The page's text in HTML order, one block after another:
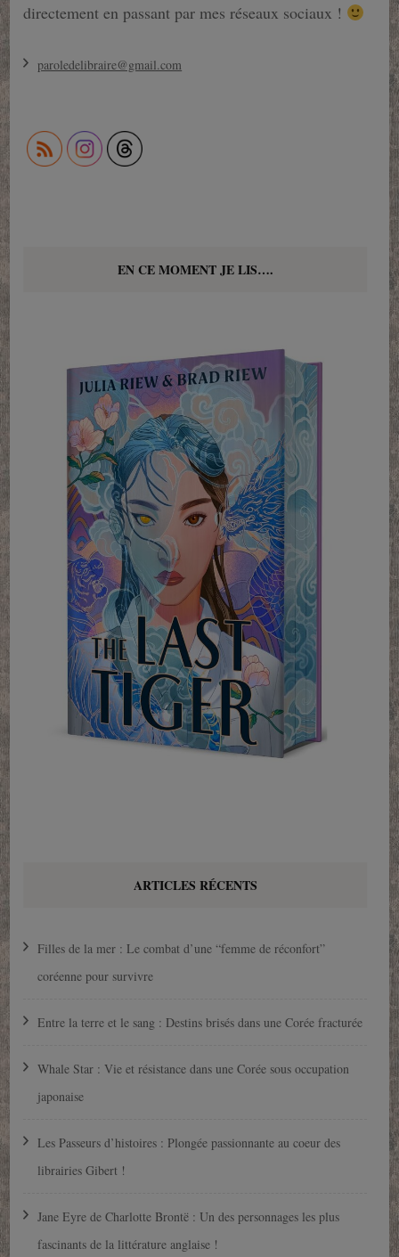
directement en passant par mes réseaux sociaux !
paroledelibraire@gmail.com
EN CE MOMENT JE LIS….
ARTICLES RÉCENTS
Filles de la mer : Le combat d’une “femme de réconfort”
coréenne pour survivre
Entre la terre et le sang : Destins brisés dans une Corée fracturée
Whale Star : Vie et résistance dans une Corée sous occupation
japonaise
Les Passeurs d’histoires : Plongée passionnante au coeur des
librairies Gibert !
Jane Eyre de Charlotte Brontë : Un des personnages les plus
fascinants de la littérature anglaise !